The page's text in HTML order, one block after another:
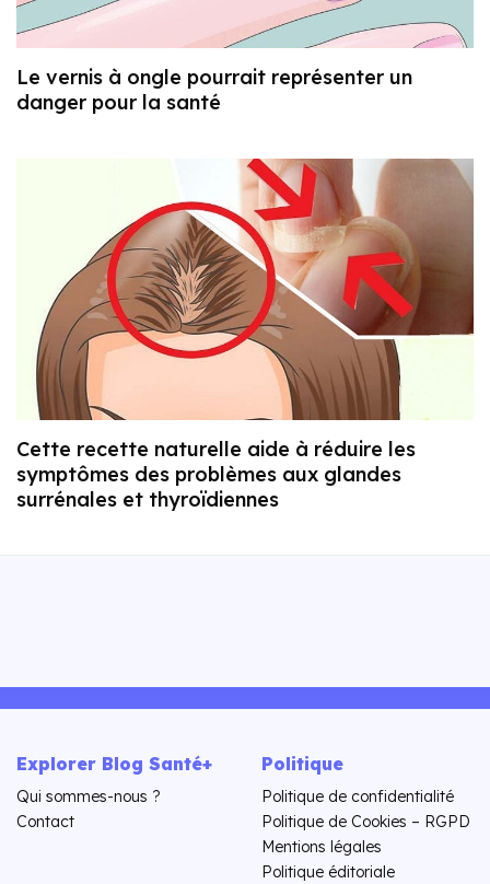
Le vernis à ongle pourrait représenter un
danger pour la santé
Cette recette naturelle aide à réduire les
symptômes des problèmes aux glandes
surrénales et thyroïdiennes
Explorer Blog Santé+
Qui sommes-nous ?
Contact
Politique
Politique de confidentialité
Politique de Cookies – RGPD
Mentions légales
Politique éditoriale